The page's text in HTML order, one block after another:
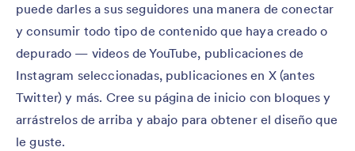
puede darles a sus seguidores una manera de conectar
y consumir todo tipo de contenido que haya creado o
depurado — videos de YouTube, publicaciones de
Instagram seleccionadas, publicaciones en X (antes
Twitter) y más. Cree su página de inicio con bloques y
arrástrelos de arriba y abajo para obtener el diseño que
le guste.